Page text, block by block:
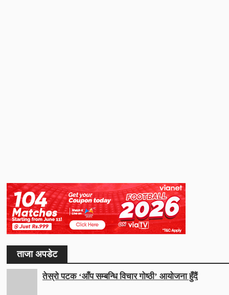
ताजा अपडेट
तेस्रो पटक ‘आँप सम्बन्धि विचार गोष्ठी’ आयोजना हुँदैं